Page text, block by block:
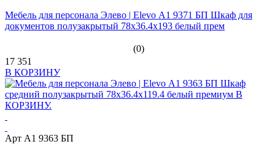
Мебель для персонала Элево | Elevo А1 9371 БП Шкаф для
документов полузакрытый 78х36.4х193 белый прем
(0)
17 351
В КОРЗИНУ
Арт А1 9363 БП